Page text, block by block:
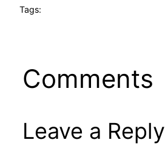
Tags:
Comments
Leave a Reply